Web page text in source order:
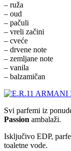
– ruža
– oud
– pačuli
– vreli začini
– cveće
– drvene note
– zemljane note
– vanila
– balzamičan
Svi parfemi iz
Passion ambalaži.
Isključivo EDP,
toaletne vode.